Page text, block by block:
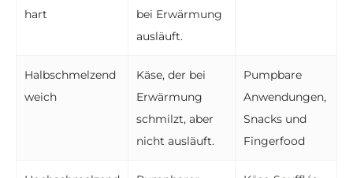
hart
bei Erwärmung
ausläuft.
Halbschmelzend
weich
Käse, der bei
Erwärmung
schmilzt, aber
nicht ausläuft.
Pumpbare
Anwendungen,
Snacks und
Fingerfood